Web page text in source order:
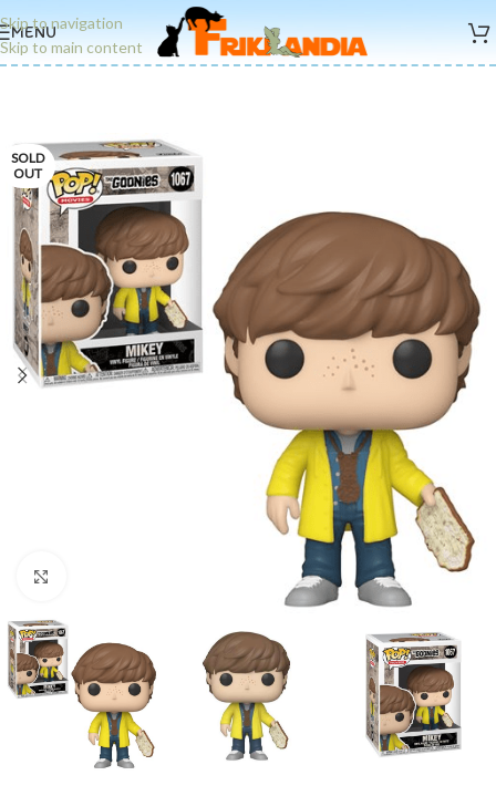
Skip to navigation
Skip to main content
MENU
SOLD
OUT